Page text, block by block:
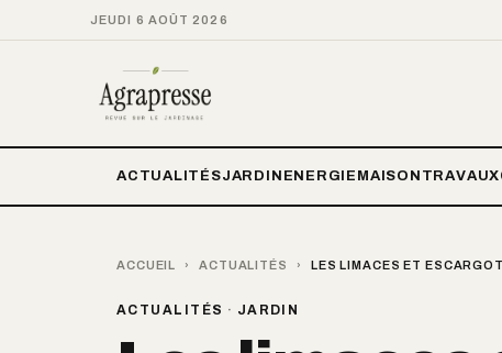
JEUDI 6 AOÛT 2026
ACTUALITÉSJARDIN ENERGIE MAISON TRAVAUX
ACCUEIL › ACTUALITÉS › LES LIMACES ET
ACTUALITÉS · JARDIN